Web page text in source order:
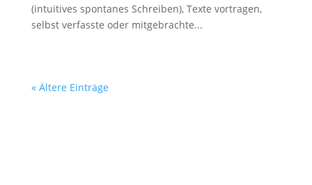
(intuitives spontanes Schreiben), Texte vortragen,
selbst verfasste oder mitgebrachte...
« Ältere Einträge